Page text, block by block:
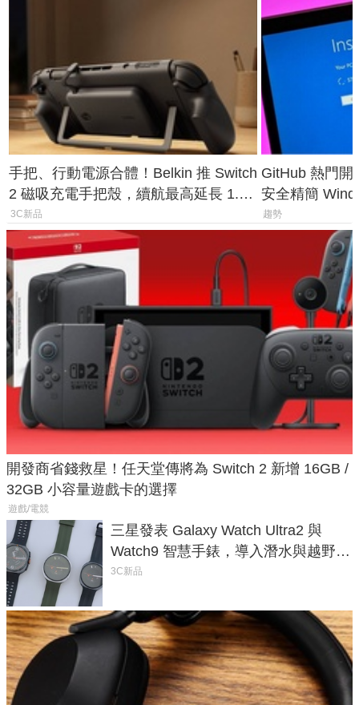
手把、行動電源合體！Belkin 推 Switch
2 磁吸充電手把殼，續航最高延長 1.5
倍
3C新品
GitHub 熱門開
安全精簡
後台追蹤
趨勢
開發商省錢救星！任天堂傳將為 Switch 2 新增 16GB /
32GB 小容量遊戲卡的選擇
遊戲/電競
三星發表 Galaxy Watch Ultra2 與
Watch9 智慧手錶，導入潛水與越野跑
導航功能
3C新品